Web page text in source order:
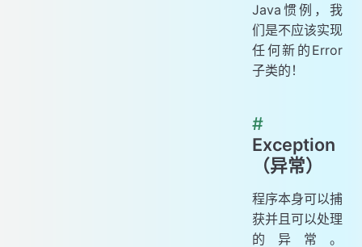
Java惯例，我
们是不应该实现
任何新的Error
子类的！
#
Exception
（异常）
程序本身可以捕
获并且可以处理
的异常。